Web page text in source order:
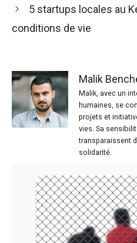
5 startups locales au
conditions de vie
Malik
Malik, avec un
humaines, se
projets et
vies. Sa
transparaissent
solidarité.